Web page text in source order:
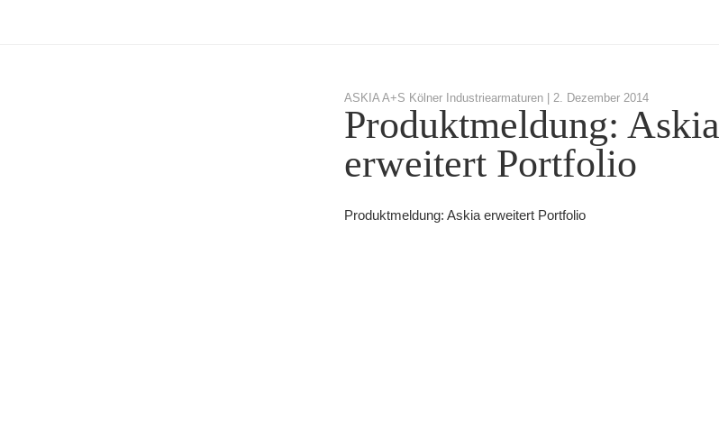
ASKIA A+S Kölner Industriearmaturen | 2. Dezember 2014
Produktmeldung: Askia
erweitert Portfolio
Produktmeldung: Askia erweitert Portfolio